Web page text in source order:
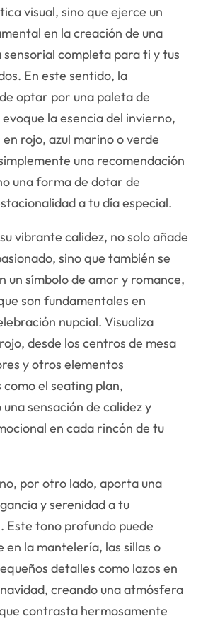
visual, sino que ejerce un
en la creación de una
completa para ti y tus
En este sentido, la
optar por una paleta de
la esencia del invierno,
rojo, azul marino o verde
una recomendación
una forma de dotar de
a tu día especial.
vibrante calidez, no solo añade
sino que también se
un símbolo de amor y romance,
son fundamentales en
nupcial. Visualiza
desde los centros de mesa
y otros elementos
el seating plan,
sensación de calidez y
en cada rincón de tu
por otro lado, aporta una
y serenidad a tu
Este tono profundo puede
en la mantelería, las sillas o
detalles como lazos en
creando una atmósfera
contrasta hermosamente